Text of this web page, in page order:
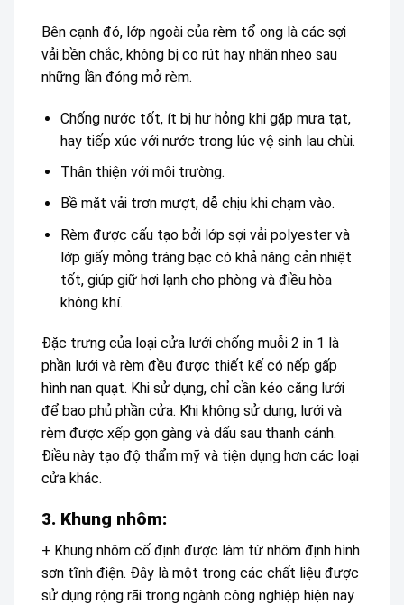
Bên cạnh đó, lớp ngoài của rèm tổ ong là các sợi
vải bền chắc, không bị co rút hay nhăn nheo sau
những lần đóng mở rèm.
Chống nước tốt, ít bị hư hỏng khi gặp mưa tạt,
hay tiếp xúc với nước trong lúc vệ sinh lau chùi.
Thân thiện với môi trường.
Bề mặt vải trơn mượt, dễ chịu khi chạm vào.
Rèm được cấu tạo bởi lớp sợi vải polyester và
lớp giấy mỏng tráng bạc có khả năng cản nhiệt
tốt, giúp giữ hơi lạnh cho phòng và điều hòa
không khí.
Đặc trưng của loại cửa lưới chống muỗi 2 in 1 là
phần lưới và rèm đều được thiết kế có nếp gấp
hình nan quạt. Khi sử dụng, chỉ cần kéo căng lưới
để bao phủ phần cửa. Khi không sử dụng, lưới và
rèm được xếp gọn gàng và dấu sau thanh cánh.
Điều này tạo độ thẩm mỹ và tiện dụng hơn các loại
cửa khác.
3. Khung nhôm:
+ Khung nhôm cố định được làm từ nhôm định hình
sơn tĩnh điện. Đây là một trong các chất liệu được
sử dụng rộng rãi trong ngành công nghiệp hiện nay